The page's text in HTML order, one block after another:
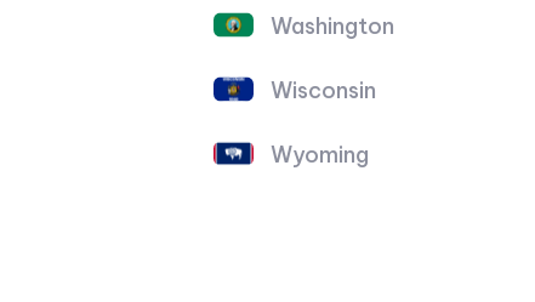
Washington
Wisconsin
Wyoming